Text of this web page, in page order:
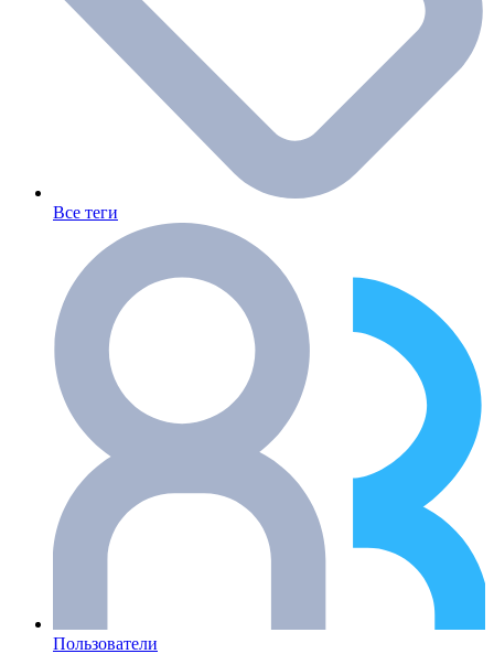
Все теги
Пользователи